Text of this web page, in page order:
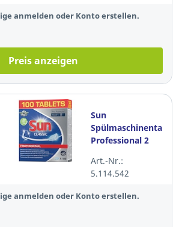
anmelden oder Konto erstellen.
Preis anzeigen
Sun
Spülmaschinentabs
Professional 2
Art.-Nr.:
5.114.542
anmelden oder Konto erstellen.